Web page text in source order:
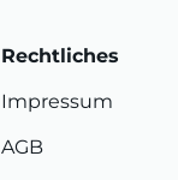
Rechtliches
Impressum
AGB